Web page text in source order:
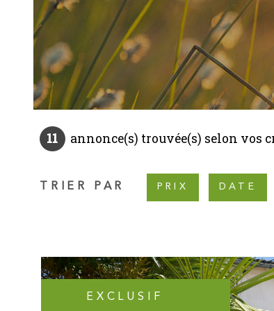
11 annonce(s) trouvée(s) selon vos
TRIER PAR PRIX DATE
EXCLUSIF